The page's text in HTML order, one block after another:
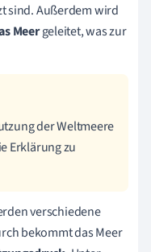
sind. Außerdem wird
Meergeleitet, was zur
der Weltmeere
Erklärung zu
verschiedene
bekommt das Meer